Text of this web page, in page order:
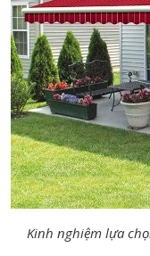
Kinh nghiệm lựa